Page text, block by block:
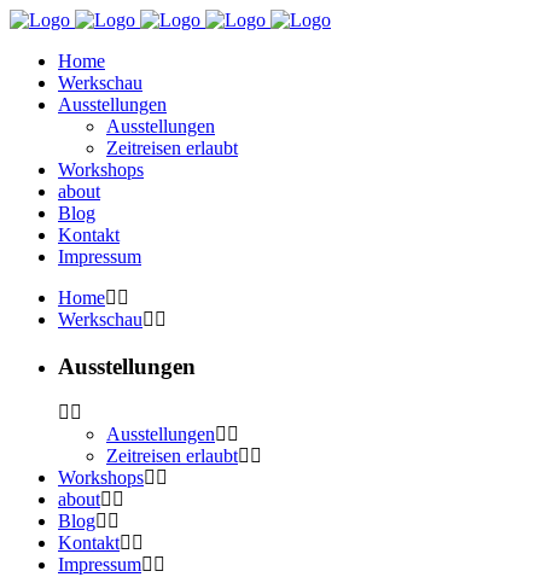
Home
Werkschau
Ausstellungen
Ausstellungen
Zeitreisen erlaubt
Workshops
about
Blog
Kontakt
Impressum
Home
Werkschau
Ausstellungen
Ausstellungen
Zeitreisen erlaubt
Workshops
about
Blog
Kontakt
Impressum